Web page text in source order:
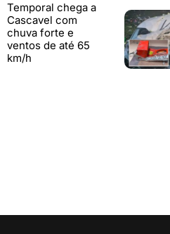
Temporal chega a
Cascavel com
chuva forte e
ventos de até 65
km/h